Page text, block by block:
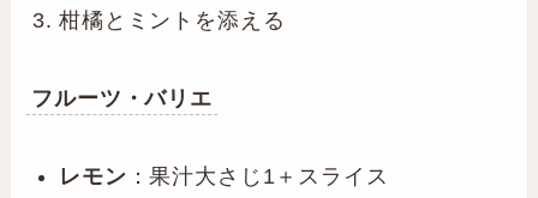
柑橘とミントを添える
フルーツ・バリエ
レモン ：果汁大さじ1＋スライス